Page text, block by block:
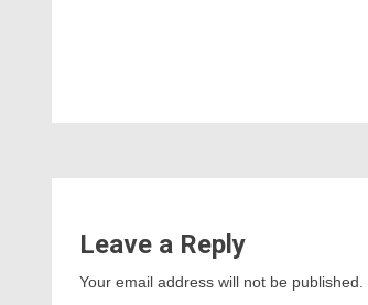
Leave a Reply
Your email address will not be published.